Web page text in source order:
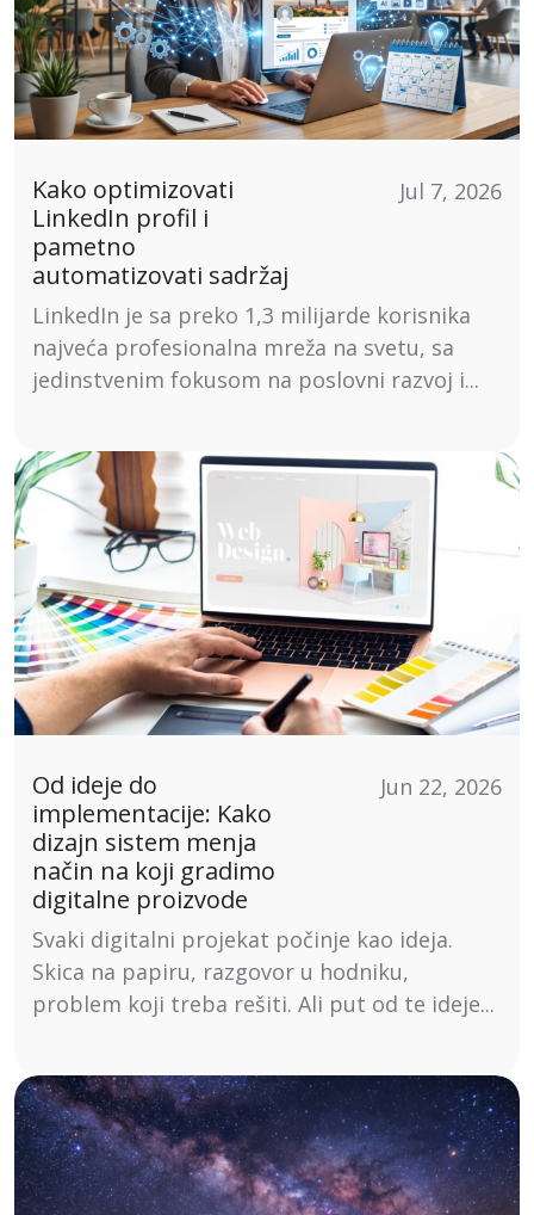
Kako optimizovati
LinkedIn profil i
pametno
automatizovati sadržaj
Jul 7, 2026
LinkedIn je sa preko 1,3 milijarde korisnika
najveća profesionalna mreža na svetu, sa
jedinstvenim fokusom na poslovni razvoj i...
Od ideje do
implementacije: Kako
dizajn sistem menja
način na koji gradimo
digitalne proizvode
Jun 22, 2026
Svaki digitalni projekat počinje kao ideja.
Skica na papiru, razgovor u hodniku,
problem koji treba rešiti. Ali put od te ideje...